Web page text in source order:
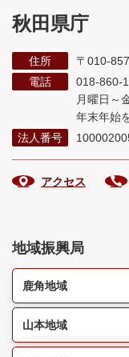
秋田県庁
住所
〒010-
電話
018-860-
月曜日～
年末年始
法人番号
アクセス
地域振興局
鹿角地域
山本地域